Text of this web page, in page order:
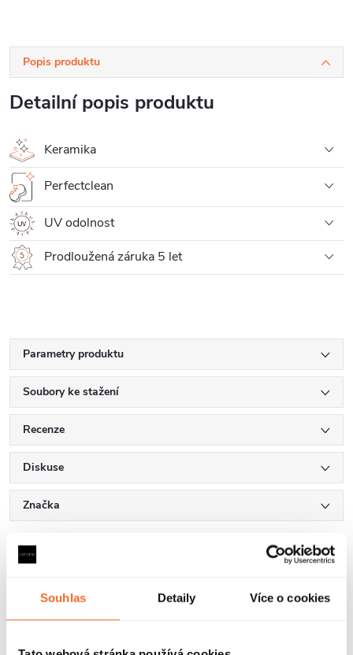
Souhlas Detaily Více o cookies
Popis produktu
Detailní popis produktu
Keramika
Perfectclean
UV odolnost
Prodloužená záruka 5 let
Parametry produktu
Soubory ke stažení
Recenze
Diskuse
Značka
Další inspirace